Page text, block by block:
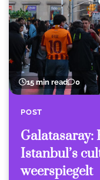
15 min read 0
POST
Galatasaray:
Istanbul’s
weerspiegelt